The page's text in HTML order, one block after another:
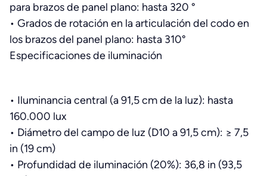
para brazos de panel plano: hasta 320 °
• Grados de rotación en la articulación del codo en
los brazos del panel plano: hasta 310°
Especificaciones de iluminación
• Iluminancia central (a 91,5 cm de la luz): hasta
160.000 lux
• Diámetro del campo de luz (D10 a 91,5 cm): ≥ 7,5
in (19 cm)
• Profundidad de iluminación (20%): 36,8 in (93,5